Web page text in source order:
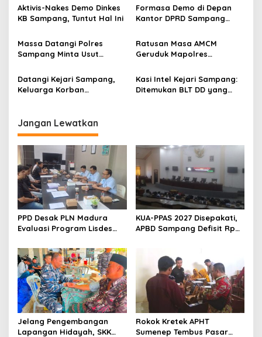
Aktivis-Nakes Demo Dinkes
KB Sampang, Tuntut Hal Ini
Formasa Demo di Depan
Kantor DPRD Sampang
Massa Datangi Polres
Sampang Minta Usut
Penggelapan Bansos di
Desa Ini
Ratusan Masa AMCM
Geruduk Mapolres
Datangi Kejari Sampang,
Keluarga Korban
yang Kini Dibantarkan
Kasi Intel Kejari Sampang:
Ditemukan BLT DD yang
Jangan Lewatkan
PPD Desak PLN Madura
Evaluasi Program Lisdes
KUA-PPAS 2027 Disepakati,
APBD Sampang Defisit Rp
Jelang Pengembangan
Lapangan Hidayah, SKK
Rokok Kretek APHT
Sumenep Tembus Pasar